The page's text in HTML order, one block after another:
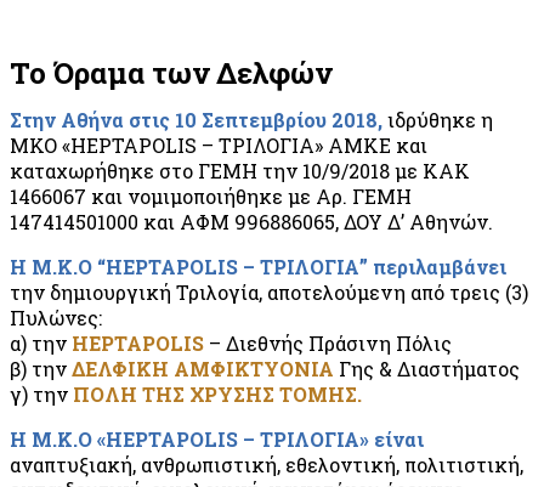
Το Όραμα των Δελφών
Στην Αθήνα στις 10 Σεπτεμβρίου 2018,ιδρύθηκε η
ΜΚΟ «HEPTAPOLIS – ΤΡΙΛΟΓΙΑ» ΑΜΚΕ και
καταχωρήθηκε στο ΓΕΜΗ την 10/9/2018 με ΚΑΚ
1466067 και νομιμοποιήθηκε με Αρ. ΓΕΜΗ
147414501000 και ΑΦΜ 996886065, ΔΟΥ Δ’ Αθηνών.
Η Μ.Κ.Ο “HEPTAPOLIS – ΤΡΙΛΟΓΙΑ” περιλαμβάνει
την δημιουργική Τριλογία, αποτελούμενη από τρεις (3)
Πυλώνες:
α) την HEPTAPOLIS – Διεθνής Πράσινη Πόλις
β) τηνΔΕΛΦΙΚΗ ΑΜΦΙΚΤΥΟΝΙΑ Γης & Διαστήματος
γ) την ΠΟΛΗ ΤΗΣ ΧΡΥΣΗΣ ΤΟΜΗΣ.
Η Μ.Κ.Ο «HEPTAPOLIS – ΤΡΙΛΟΓΙΑ» είναι
αναπτυξιακή, ανθρωπιστική, εθελοντική, πολιτιστική,